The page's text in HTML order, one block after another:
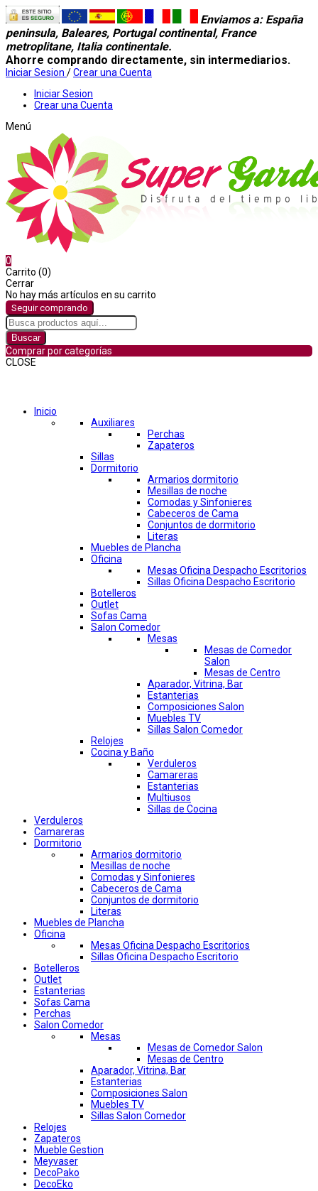
Enviamos a: España
peninsula, Baleares, Portugal continental, France
metroplitane, Italia continentale.
Ahorre comprando directamente, sin intermediarios.
Iniciar Sesion /Crear una Cuenta
Iniciar Sesion
Crear una Cuenta
Menú
0
Carrito (0)
Cerrar
No hay más artículos en su carrito
Seguir comprando
Buscar
Comprar por categorías
CLOSE
Inicio
Auxiliares
Perchas
Zapateros
Sillas
Dormitorio
Armarios dormitorio
Mesillas de noche
Comodas y Sinfonieres
Cabeceros de Cama
Conjuntos de dormitorio
Literas
Muebles de Plancha
Oficina
Mesas Oficina Despacho Escritorios
Sillas Oficina Despacho Escritorio
Botelleros
Outlet
Sofas Cama
Salon Comedor
Mesas
Mesas de Comedor
Salon
Mesas de Centro
Aparador, Vitrina, Bar
Estanterias
Composiciones Salon
Muebles TV
Sillas Salon Comedor
Relojes
Cocina y Baño
Verduleros
Camareras
Estanterias
Multiusos
Sillas de Cocina
Verduleros
Camareras
Dormitorio
Armarios dormitorio
Mesillas de noche
Comodas y Sinfonieres
Cabeceros de Cama
Conjuntos de dormitorio
Literas
Muebles de Plancha
Oficina
Mesas Oficina Despacho Escritorios
Sillas Oficina Despacho Escritorio
Botelleros
Outlet
Estanterias
Sofas Cama
Perchas
Salon Comedor
Mesas
Mesas de Comedor Salon
Mesas de Centro
Aparador, Vitrina, Bar
Estanterias
Composiciones Salon
Muebles TV
Sillas Salon Comedor
Relojes
Zapateros
Mueble Gestion
Meyvaser
DecoPako
DecoEko